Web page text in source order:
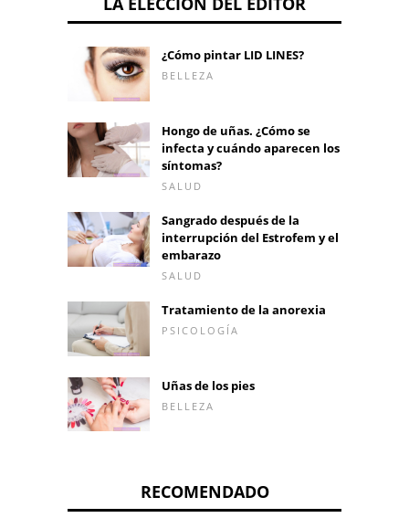
¿Cómo pintar LID LINES?
BELLEZA
Hongo de uñas. ¿Cómo se
infecta y cuándo aparecen los
síntomas?
SALUD
Sangrado después de la
interrupción del Estrofem y el
embarazo
SALUD
Tratamiento de la anorexia
PSICOLOGÍA
Uñas de los pies
BELLEZA
RECOMENDADO